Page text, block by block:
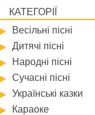
КАТЕГОРІЇ
Весільні пісні
Дитячі пісні
Народні пісні
Сучасні пісні
Українські казки
Караоке